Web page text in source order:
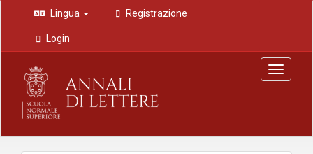
Navigazione
principale
Contenuto
principale
Barra
laterale
Lingua Registrazione
Login
Toggle